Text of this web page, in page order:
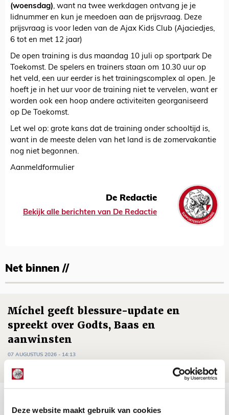
Deze website maakt gebruik van cookies
(woensdag), want na twee werkdagen ontvang je je
lidnummer en kun je meedoen aan de prijsvraag. Deze
prijsvraag is voor leden van de Ajax Kids Club (Ajaciedjes,
6 tot en met 12 jaar)
De open training is dus maandag 10 juli op sportpark De
Toekomst. De spelers en trainers staan om 10.30 uur op
het veld, een uur eerder is het trainingscomplex al open. Je
hoeft je in het uur voor de training niet te vervelen, want er
worden ook een hoop andere activiteiten georganiseerd
op De Toekomst.
Let wel op: grote kans dat de training onder schooltijd is,
want in de meeste delen van het land is de zomervakantie
nog niet begonnen.
Aanmeldformulier
De Redactie
Bekijk alle berichten van De Redactie
Net binnen //
Míchel geeft blessure-update en
spreekt over Godts, Baas en
aanwinsten
07 AUGUSTUS 2026 - 14:13
NIEUWS